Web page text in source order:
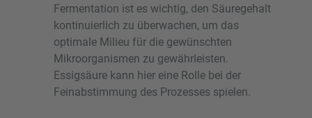
Fermentation ist es wichtig, den Säuregehalt
kontinuierlich zu überwachen, um das
optimale Milieu für die gewünschten
Mikroorganismen zu gewährleisten.
Essigsäure kann hier eine Rolle bei der
Feinabstimmung des Prozesses spielen.